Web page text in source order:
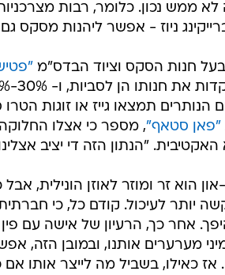
ממש נכון. כלומר, רבות
ניוז - אפשר ליהנות מסקס
בעל חנות הסקס וציוד הבדס"מ
הנותרים תמצאו גייז או זוגות
"פאן סטאף"
"הנתון הזה די יציב
הוא זר ומוזר לאוזן הונילית,
יותר לעיכול. קודם כל, כי
אחר כך, הרעיון של אישה עם פין
מערערים אותנו, ובמובן הזה,
אז כאילו, בשביל מה לייצר אותו